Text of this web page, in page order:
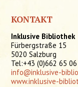
KONTAKT
Inklusive Bibliothek
Fürbergstraße 15
5020 Salzburg
Tel:+43 (0)662 65
info@inklusive-
www.inklusive-